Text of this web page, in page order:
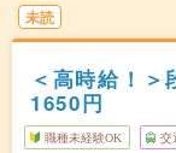
未読
＜高時給！
1650円
職種未経験OK 交